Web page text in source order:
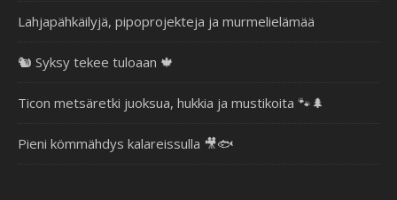
Lahjapähkäilyjä, pipoprojekteja ja murmelielämää
🐿️ Syksy tekee tuloaan 🍁
Ticon metsäretki juoksua, hukkia ja mustikoita 🐾🌲
Pieni kömmähdys kalareissulla 🎥🐟